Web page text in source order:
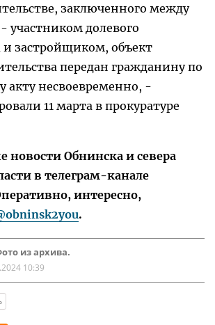
заключенного между
участником долевого
и застройщиком, объект
передан гражданину по
акту несвоевременно, -
11 марта в прокуратуре
Обнинска и севера
в телеграм-канале
интересно,
.
из архива.
10:39